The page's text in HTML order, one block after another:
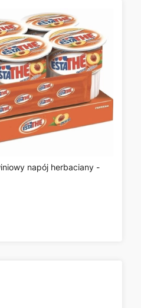
napój herbaciany -